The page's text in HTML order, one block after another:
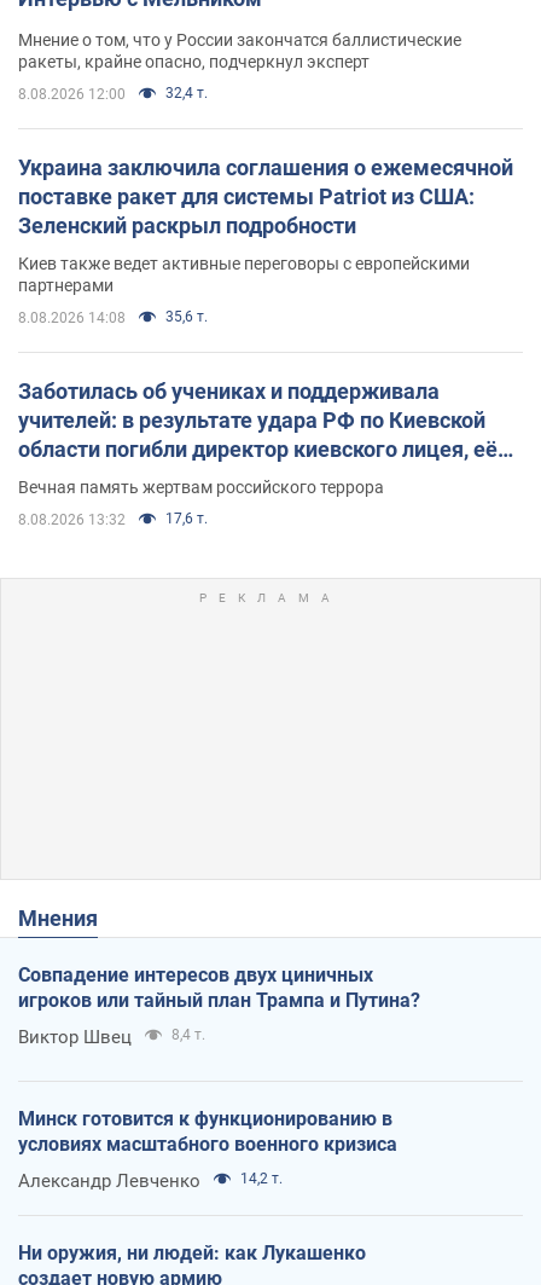
Мнение о том, что у России закончатся баллистические
ракеты, крайне опасно, подчеркнул эксперт
8.08.2026 12:00 32,4 т.
Украина заключила соглашения о ежемесячной
поставке ракет для системы Patriot из США:
Зеленский раскрыл подробности
Киев также ведет активные переговоры с европейскими
партнерами
8.08.2026 14:08 35,6 т.
Заботилась об учениках и поддерживала
учителей: в результате удара РФ по Киевской
области погибли директор киевского лицея, её
муж и внук
Вечная память жертвам российского террора
8.08.2026 13:32 17,6 т.
Мнения
Совпадение интересов двух циничных
игроков или тайный план Трампа и Путина?
Виктор Швец 8,4 т.
Минск готовится к функционированию в
условиях масштабного военного кризиса
Александр Левченко 14,2 т.
Ни оружия, ни людей: как Лукашенко
создает новую армию